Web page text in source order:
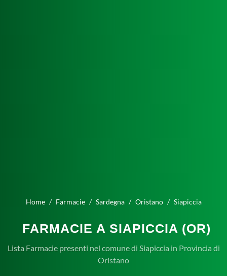
Home Farmacie Sardegna Oristano Siapiccia
FARMACIE A SIAPICCIA (OR)
Lista Farmacie presenti nel comune di Siapiccia in Provincia di
Oristano